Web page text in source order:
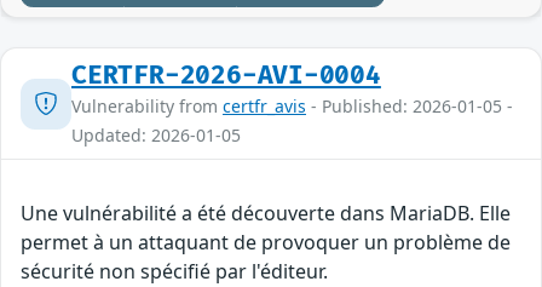
CERTFR-2026-AVI-0004
Vulnerability from certfr_avis - Published: 2026-01-05 -
Updated: 2026-01-05
Une vulnérabilité a été découverte dans MariaDB. Elle
permet à un attaquant de provoquer un problème de
sécurité non spécifié par l'éditeur.